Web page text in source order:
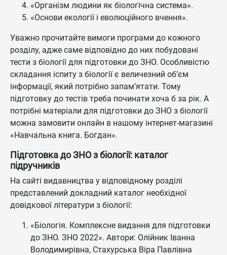
«Організм людини як біологічна система».
«Основи екології і еволюційного вчення».
Уважно прочитайте вимоги програми до кожного
розділу, адже саме відповідно до них побудовані
тести з біології для підготовки до ЗНО. Особливістю
складання іспиту з біології є величезний об’єм
інформації, який потрібно запам’ятати. Тому
підготовку до тестів треба починати хоча б за рік. А
потрібні матеріали для підготовки до ЗНО з біології
можна замовити онлайн в нашому інтернет-магазині
«Навчальна книга. Богдан».
Підготовка до ЗНО з біології: каталог
підручників
На сайті видавництва у відповідному розділі
представлений докладний каталог необхідної
довідкової літератури з біології:
«Біологія. Комплексне видання для підготовки
до ЗНО. ЗНО 2022». Автори: Олійник Іванна
Володимирівна, Стахурська Віра Павлівна